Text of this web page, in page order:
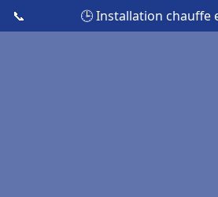
📞 🕒 Installation chauffe